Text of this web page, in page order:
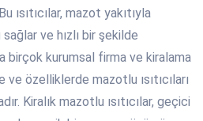
Bu ısıtıcılar, mazot yakıtıyla
ve hızlı bir şekilde
birçok kurumsal firma ve kiralama
özelliklerde mazotlu ısıtıcıları
Kiralık mazotlu ısıtıcılar, geçici